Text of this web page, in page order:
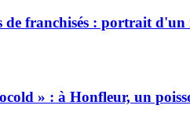
franchisés : portrait d'un
» : à Honfleur, un